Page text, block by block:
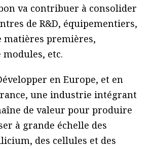
va contribuer à consolider
de R&D, équipementiers,
matières premières,
modules, etc.
en Europe, et en
une industrie intégrant
de valeur pour produire
à grande échelle des
des cellules et des